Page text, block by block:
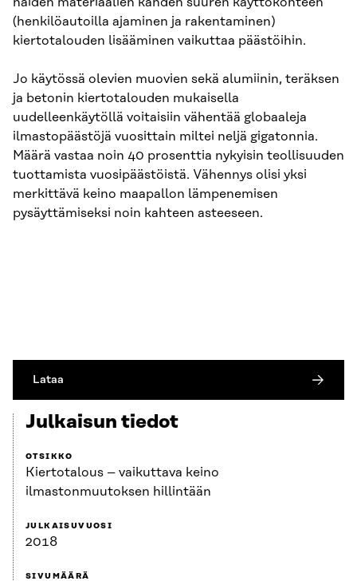
(henkilöautoilla ajaminen ja rakentaminen)
kiertotalouden lisääminen vaikuttaa päästöihin.
Jo käytössä olevien muovien sekä alumiinin, teräksen
ja betonin kiertotalouden mukaisella
uudelleenkäytöllä voitaisiin vähentää globaaleja
ilmastopäästöjä vuosittain miltei neljä gigatonnia.
Määrä vastaa noin 40 prosenttia nykyisin teollisuuden
tuottamista vuosipäästöistä. Vähennys olisi yksi
merkittävä keino maapallon lämpenemisen
pysäyttämiseksi noin kahteen asteeseen.
Lataa
Julkaisun tiedot
OTSIKKO
Kiertotalous – vaikuttava keino
ilmastonmuutoksen hillintään
JULKAISUVUOSI
2018
SIVUMÄÄRÄ